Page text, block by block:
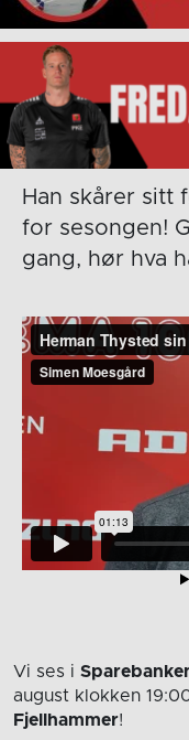
Han skårer sitt
for sesongen!
gang, hør hva
Vi ses i
august klokken
Fjellhammer!